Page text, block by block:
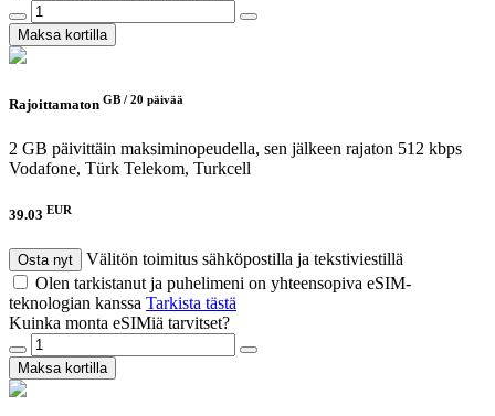
Maksa kortilla
Rajoittamaton GB / 20 päivää
2 GB päivittäin maksiminopeudella, sen jälkeen rajaton 512 kbps
Vodafone, Türk Telekom, Turkcell
39.03 EUR
Osta nyt
Välitön toimitus sähköpostilla ja tekstiviestillä
Olen tarkistanut ja puhelimeni on yhteensopiva eSIM-
teknologian kanssa Tarkista tästä
Kuinka monta eSIMiä tarvitset?
Maksa kortilla